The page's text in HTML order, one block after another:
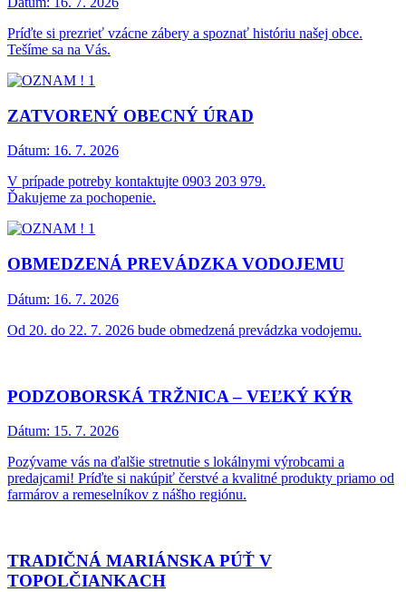
Príďte si prezrieť vzácne zábery a spoznať históriu našej obce.
Tešíme sa na Vás.
ZATVORENÝ OBECNÝ ÚRAD
Dátum: 16. 7. 2026
V prípade potreby kontaktujte 0903 203 979.
Ďakujeme za pochopenie.
OBMEDZENÁ PREVÁDZKA VODOJEMU
Dátum: 16. 7. 2026
Od 20. do 22. 7. 2026 bude obmedzená prevádzka vodojemu.
PODZOBORSKÁ TRŽNICA – VEĽKÝ KÝR
Dátum: 15. 7. 2026
Pozývame vás na ďalšie stretnutie s lokálnymi výrobcami a
predajcami! Príďte si nakúpiť čerstvé a kvalitné produkty priamo od
farmárov a remeselníkov z nášho regiónu.
TRADIČNÁ MARIÁNSKA PÚŤ V
TOPOLČIANKACH